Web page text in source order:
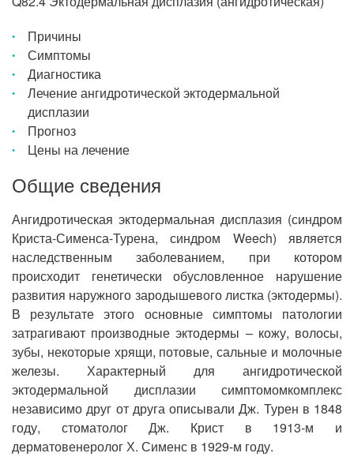
Причины
Симптомы
Диагностика
Лечение ангидротической эктодермальной
дисплазии
Прогноз
Цены на лечение
Общие сведения
Ангидротическая эктодермальная дисплазия (синдром
Криста-Сименса-Турена, синдром Weech) является
наследственным заболеванием, при котором
происходит генетически обусловленное нарушение
развития наружного зародышевого листка (эктодермы).
В результате этого основные симптомы патологии
затрагивают производные эктодермы – кожу, волосы,
зубы, некоторые хрящи, потовые, сальные и молочные
железы. Характерный для ангидротической
эктодермальной дисплазии симптомомкомплекс
независимо друг от друга описывали Дж. Турен в 1848
году, стоматолог Дж. Крист в 1913-м и
дерматовенеролог Х. Сименс в 1929-м году.